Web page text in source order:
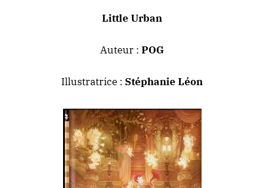
Little Urban
Auteur : POG
Illustratrice : Stéphanie Léon